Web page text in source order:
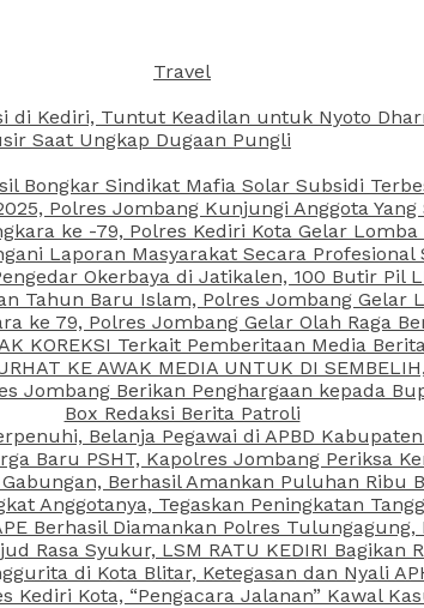
Travel
di Kediri, Tuntut Keadilan untuk Nyoto
Saat Ungkap Dugaan Pungli
Bongkar Sindikat Mafia Solar Subsidi
Polres Jombang Kunjungi Anggota
ke -79, Polres Kediri Kota Gelar
Laporan Masyarakat Secara
Okerbaya di Jatikalen, 100 Butir Pil
Tahun Baru Islam, Polres Jombang Gelar
ke 79, Polres Jombang Gelar Olah Raga
KOREKSI Terkait Pemberitaan Media
KE AWAK MEDIA UNTUK DI
Jombang Berikan Penghargaan kepada
Box Redaksi Berita Patroli
Belanja Pegawai di APBD
Baru PSHT, Kapolres Jombang Periksa
Berhasil Amankan Puluhan Ribu
Anggotanya, Tegaskan Peningkatan
Berhasil Diamankan Polres
Rasa Syukur, LSM RATU KEDIRI Bagikan
di Kota Blitar, Ketegasan dan Nyali
Kota, “Pengacara Jalanan” Kawal